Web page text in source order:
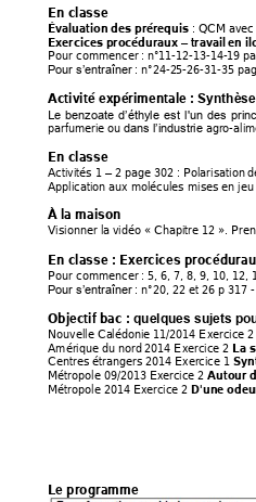
En classe
Évaluation des prérequis : QCM av
Exercices procéduraux – travail en
Pour commencer : n°11-12-13-14-19
Pour s’entraîner : n°24-25-26-31-35
Activité expérimentale :
Le benzoate d’éthyle est l'un des
parfumerie ou dans l’industrie agro-
En classe
Activités 1 – 2 page 302 : Polarisation
Application aux molécules mises en
À la maison
Visionner la vidéo « Chapitre 12 ».
En classe : Exercices
Pour commencer : 5, 6, 7, 8, 9, 10, 12,
Pour s’entraîner : n°20, 22 et 26 p 317
Objectif bac : quelques sujets
Nouvelle Calédonie 11/2014 Exercice 2
Amérique du nord 2014 Exercice 2 La
Centres étrangers 2014 Exercice 1
Métropole 09/2013 Exercice 2 Autour
Métropole 2014 Exercice 2 D'une
Le programme